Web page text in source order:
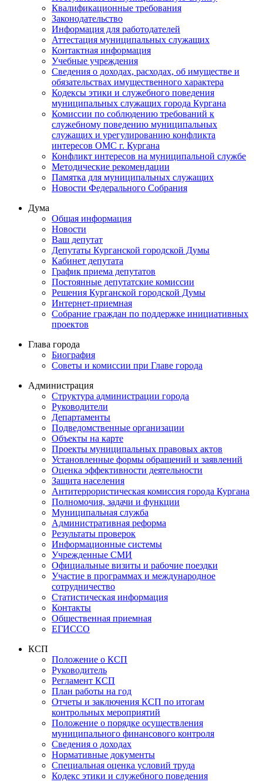
Квалификационные требования
Законодательство
Информация для работодателей
Аттестация муниципальных служащих
Контактная информация
Учебные учреждения
Сведения о доходах, расходах, об имуществе и
обязательствах имущественного характера
Кодексы этики и служебного поведения
муниципальных служащих города Кургана
Комиссии по соблюдению требований к
служебному поведению муниципальных
служащих и урегулированию конфликта
интересов ОМС г. Кургана
Конфликт интересов на муниципальной службе
Методические рекомендации
Памятка для муниципальных служащих
Новости Федерального Cобрания
Дума
Общая информация
Новости
Ваш депутат
Депутаты Курганской городской Думы
Кабинет депутата
График приема депутатов
Постоянные депутатские комиссии
Решения Курганской городской Думы
Интернет-приемная
Собрание граждан по поддержке инициативных
проектов
Глава города
Биография
Советы и комиссии при Главе города
Администрация
Структура администрации города
Руководители
Департаменты
Подведомственные организации
Объекты на карте
Проекты муниципальных правовых актов
Установленные формы обращений и заявлений
Оценка эффективности деятельности
Защита населения
Антитеррористическая комиссия города Кургана
Полномочия, задачи и функции
Муниципальная служба
Административная реформа
Результаты проверок
Информационные системы
Учрежденные СМИ
Официальные визиты и рабочие поездки
Участие в программах и международное
сотрудничество
Статистическая информация
Контакты
Общественная приемная
ЕГИССО
КСП
Положение о КСП
Руководитель
Регламент КСП
План работы на год
Отчеты и заключения КСП по итогам
контрольных мероприятий
Положение о порядке осуществления
муниципального финансового контроля
Сведения о доходах
Нормативные документы
Специальная оценка условий труда
Кодекс этики и служебного поведения